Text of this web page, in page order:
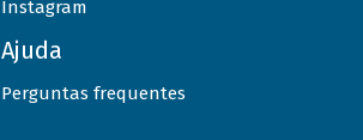
Instagram
Ajuda
Perguntas frequentes